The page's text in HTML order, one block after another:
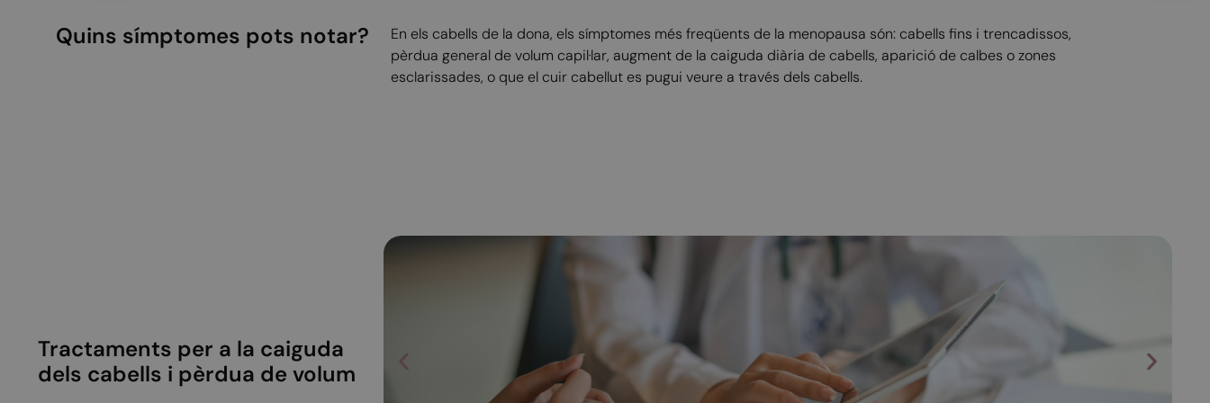
Quins símptomes pots notar?
En els cabells de la dona, els símptomes més freqüents de la menopausa són: cabells fins i trencadissos,
pèrdua general de volum capil·lar, augment de la caiguda diària de cabells, aparició de calbes o zones
esclarissades, o que el cuir cabellut es pugui veure a través dels cabells.
Tractaments per a la caiguda
dels cabells i pèrdua de volum
Visita mèdica de menopausa integrativa